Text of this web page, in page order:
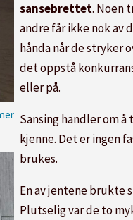
sansebrettet. Noen
andre får ikke nok av
hånda når de stryker
det oppstå
eller på.
Sansing handler om å
kjenne. Det er ingen
brukes.
En av jentene brukte
Plutselig var de to